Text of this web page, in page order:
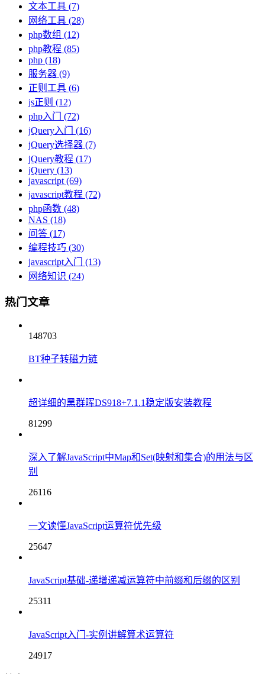
文本工具 (7)
网络工具 (28)
php数组 (12)
php教程 (85)
php (18)
服务器 (9)
正则工具 (6)
js正则 (12)
php入门
(72)
jQuery入门
(16)
jQuery选择器 (7)
jQuery教程 (17)
jQuery (13)
javascript (69)
javascript教程 (72)
php函数 (48)
NAS (18)
问答 (17)
编程技巧 (30)
javascript入门
(13)
网络知识 (24)
热门文章
148703
BT种子转磁力链
超详细的黑群晖DS918+7.1.1稳定版安装教程
81299
深入了解JavaScript中Map和Set(映射和集合)的用法与区
别
26116
一文读懂JavaScript运算符优先级
25647
JavaScript基础-递增递减运算符中前缀和后缀的区别
25311
JavaScript入门-实例讲解算术运算符
24917